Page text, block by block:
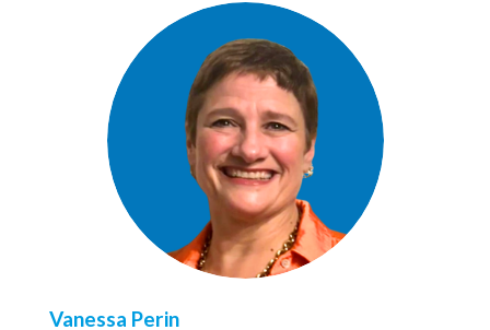
Vanessa Perin